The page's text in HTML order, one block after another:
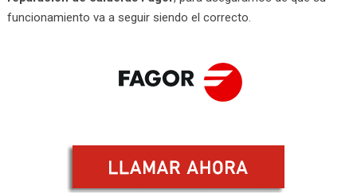
funcionamiento va a seguir siendo el correcto.